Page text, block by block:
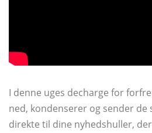
I denne uges decharge for
ned, kondenserer og sender de
direkte til dine nyhedshuller,